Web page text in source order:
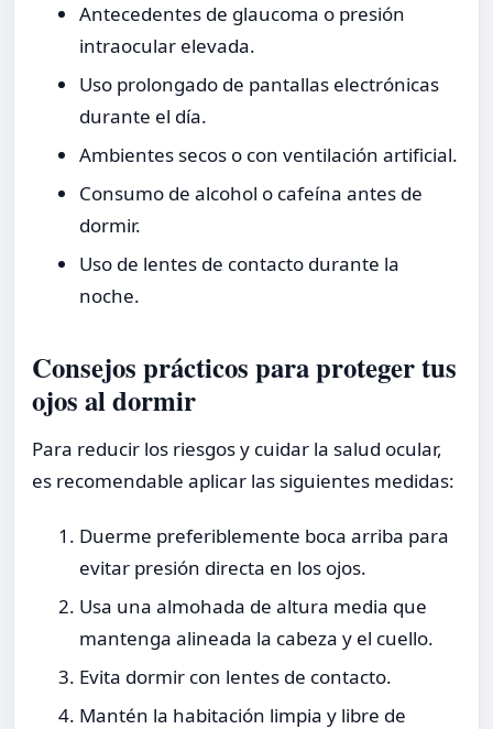
Antecedentes de glaucoma o presión
intraocular elevada.
Uso prolongado de pantallas electrónicas
durante el día.
Ambientes secos o con ventilación artificial.
Consumo de alcohol o cafeína antes de
dormir.
Uso de lentes de contacto durante la
noche.
Consejos prácticos para proteger tus
ojos al dormir
Para reducir los riesgos y cuidar la salud ocular,
es recomendable aplicar las siguientes medidas:
Duerme preferiblemente boca arriba para
evitar presión directa en los ojos.
Usa una almohada de altura media que
mantenga alineada la cabeza y el cuello.
Evita dormir con lentes de contacto.
Mantén la habitación limpia y libre de